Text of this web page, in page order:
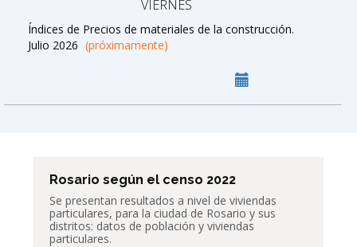
VIERNES
Índices de Precios de materiales de la construcción.
Julio 2026 (próximamente)
Rosario según el censo 2022
Se presentan resultados a nivel de viviendas
particulares, para la ciudad de Rosario y sus
distritos: datos de población y viviendas
particulares.